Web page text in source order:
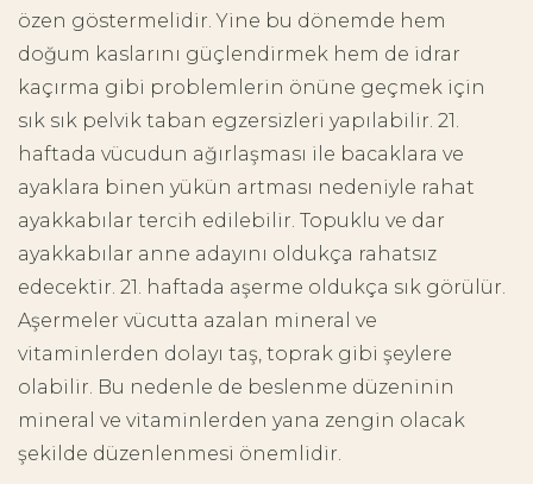
özen göstermelidir. Yine bu dönemde hem
doğum kaslarını güçlendirmek hem de idrar
kaçırma gibi problemlerin önüne geçmek için
sık sık pelvik taban egzersizleri yapılabilir. 21.
haftada vücudun ağırlaşması ile bacaklara ve
ayaklara binen yükün artması nedeniyle rahat
ayakkabılar tercih edilebilir. Topuklu ve dar
ayakkabılar anne adayını oldukça rahatsız
edecektir. 21. haftada aşerme oldukça sık görülür.
Aşermeler vücutta azalan mineral ve
vitaminlerden dolayı taş, toprak gibi şeylere
olabilir. Bu nedenle de beslenme düzeninin
mineral ve vitaminlerden yana zengin olacak
şekilde düzenlenmesi önemlidir.